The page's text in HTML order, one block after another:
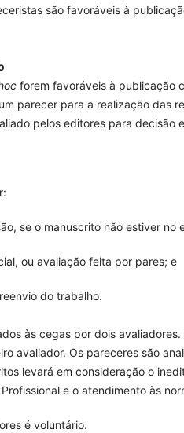
são favoráveis à
forem favoráveis à publicação
parecer para a realização das
pelos editores para decisão
se o manuscrito não estiver
ou avaliação feita por pares; e
do trabalho.
às cegas por dois
avaliador. Os pareceres são
levará em consideração o
e o atendimento às
é voluntário.